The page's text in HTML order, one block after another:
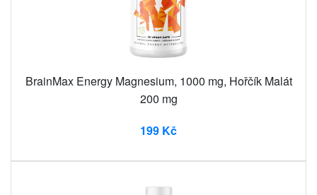
BrainMax Energy Magnesium, 1000 mg, Hořčík Malát
200 mg
199 Kč